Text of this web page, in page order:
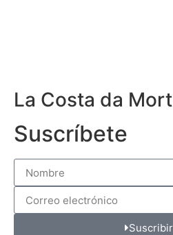
La Costa da
Suscríbete